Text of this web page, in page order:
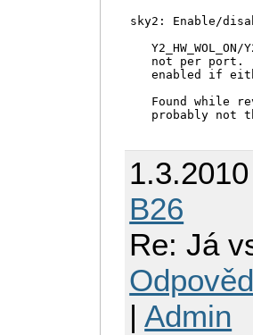
sky2: Enable/
Y2_HW_WOL_ON/
not per port.
enabled if
Found while
B26
Re: Já
|Admin